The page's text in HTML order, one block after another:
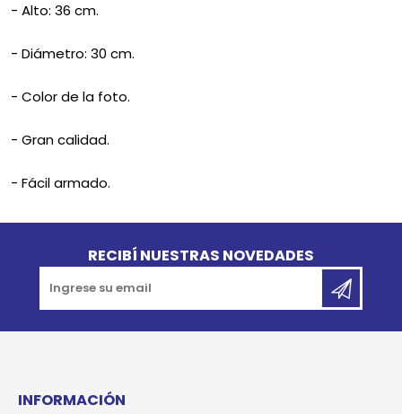
- Alto: 36 cm.
- Diámetro: 30 cm.
- Color de la foto.
- Gran calidad.
- Fácil armado.
RECIBÍ NUESTRAS NOVEDADES
INFORMACIÓN